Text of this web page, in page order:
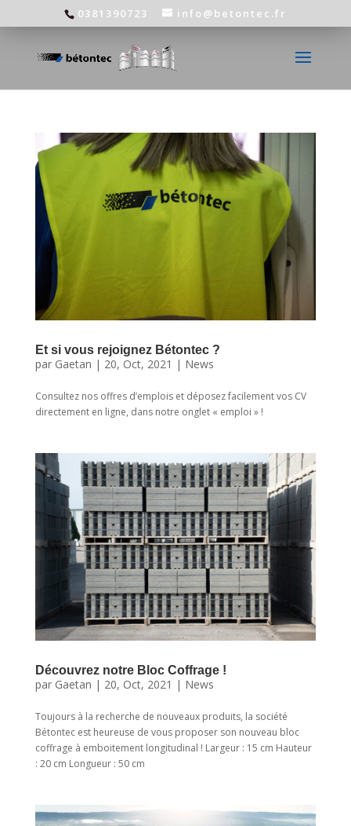
0381390723 info@betontec.fr
Et si vous rejoignez Bétontec ?
par Gaetan | 20, Oct, 2021 | News
Consultez nos offres d’emplois et déposez facilement vos CV
directement en ligne, dans notre onglet « emploi » !
Découvrez notre Bloc Coffrage !
par Gaetan | 20, Oct, 2021 | News
Toujours à la recherche de nouveaux produits, la société
Bétontec est heureuse de vous proposer son nouveau bloc
coffrage à emboitement longitudinal ! Largeur : 15 cm Hauteur
: 20 cm Longueur : 50 cm